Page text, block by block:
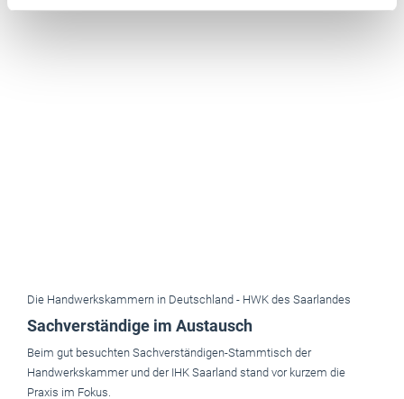
Mai 2026